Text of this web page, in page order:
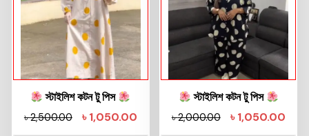
স্টাইলিশ কটন টু পিস
৳2,500.00 ৳1,050.00
স্টাইলিশ কটন টু পিস
৳2,000.00 ৳1,050.00